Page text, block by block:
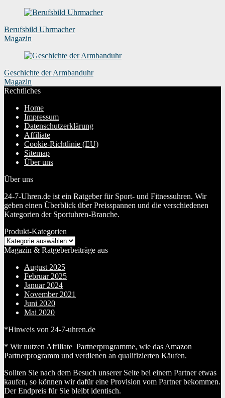
Berufsbild Uhrmacher
Magazin
Geschichte der Armbanduhr
Magazin
Rechtliches
Home
Impressum
Datenschutzerklärung
Affiliate
Cookie-Richtlinie (EU)
Sitemap
Über uns
Über uns
24-7-Uhren.de ist ein Ratgeber für Sport- und Fitnessuhren. Wir
geben einen Überblick über Preisspannen und die verschiedenen
Kategorien der Sportuhren-Branche.
Produkt-Kategorien
Magazin & Ratgeberbeiträge aus
August 2025
Februar 2025
Januar 2024
November 2021
Juni 2020
Mai 2020
*Hinweis von 24-7-uhren.de
* Wir nutzen Affiliate Partnerprogramme, wie das Amazon
Partnerprogramm und verdienen an qualifizierten Käufen.
Sollten Sie nach dem Besuch unserer Seite bei einem Partner etwas
kaufen, so können wir dafür eine Provision vom Partner bekommen.
Der Endpreis für Sie bleibt identisch.